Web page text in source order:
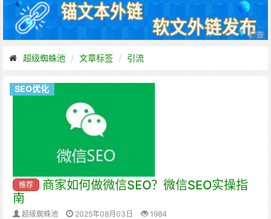
超级蜘蛛池 文章标签 引流
SEO优化
推荐
商家如何做微信SEO？微信SEO实操指
南
超级蜘蛛池 2025年08月03日 1984